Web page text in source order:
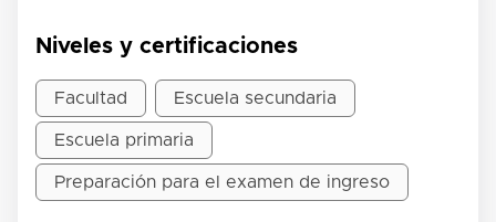
Niveles y certificaciones
Facultad Escuela secundaria
Escuela primaria
Preparación para el examen de ingreso